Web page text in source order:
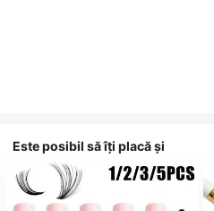
Este posibil să îți placă și